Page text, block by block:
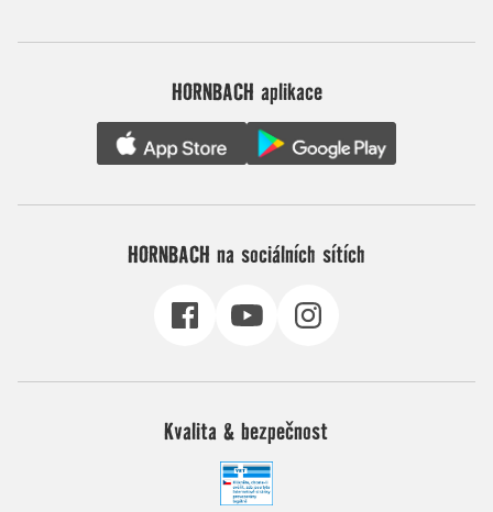
HORNBACH aplikace
HORNBACH na sociálních sítích
Kvalita & bezpečnost